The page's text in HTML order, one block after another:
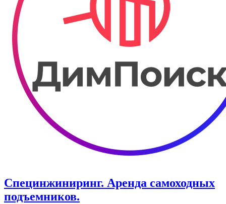
Специнжиниринг. Аренда самоходных
подъемников.